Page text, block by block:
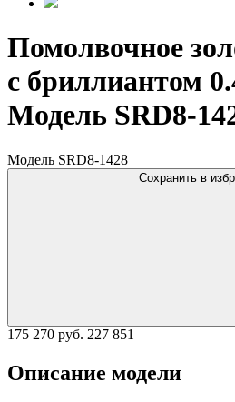
Помолвочное
с бриллиантом
Модель SRD8-
Модель SRD8-1428
Сохранить в
175 270 руб. 227 851
Описание модели